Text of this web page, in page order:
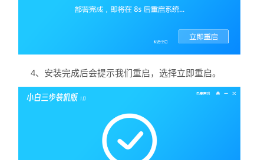
4、安装完成后会提示我们重启，选择立即重启。